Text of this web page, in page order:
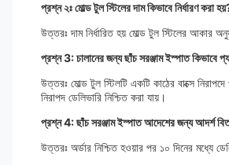
প্রশ্ন ২ঃ মোল্ড টুল স্টিলের দাম কিভাবে নির্ধারণ করা
উত্তরঃ দাম নির্ধারিত হয় মোল্ড টুল স্টিলের আকার
প্রশ্ন 3: চালানের জন্য ছাঁচ সরঞ্জাম ইস্পাত কিভাবে
উত্তরঃ মোল্ড টুল স্টিলটি একটি কাঠের বাক্সে
নিরাপদ ডেলিভারি নিশ্চিত করা যায়।
প্রশ্ন 4: ছাঁচ সরঞ্জাম ইস্পাত আদেশের জন্য আদর্শ
উত্তরঃ অর্ডার নিশ্চিত হওয়ার পর ১০ দিনের মধ্যে